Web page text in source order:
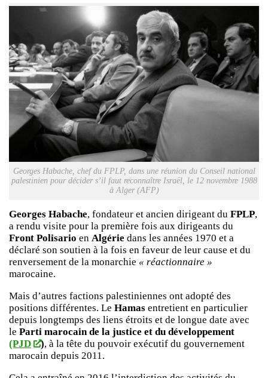
Georges Habache, chef du FPLP, dans une réunion du Conseil national
palestinien pour décider s’il faut reconnaître Israël, le 12 novembre 1988
à Alger (AFP)
Georges Habache, fondateur et ancien dirigeant du FPLP,
a rendu visite pour la première fois aux dirigeants du
Front Polisario en Algérie dans les années 1970 et a
déclaré son soutien à la fois en faveur de leur cause et du
renversement de la monarchie « réactionnaire »
marocaine.
Mais d’autres factions palestiniennes ont adopté des
positions différentes. Le Hamas entretient en particulier
depuis longtemps des liens étroits et de longue date avec
le Parti marocain de la justice et du développement
(PJD
), à la tête du pouvoir exécutif du gouvernement
marocain depuis 2011.